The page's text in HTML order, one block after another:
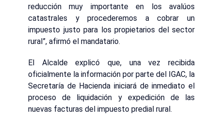
reducción muy importante en los avalúos
catastrales y procederemos a cobrar un
impuesto justo para los propietarios del sector
rural”, afirmó el mandatario.
El Alcalde explicó que, una vez recibida
oficialmente la información por parte del IGAC, la
Secretaría de Hacienda iniciará de inmediato el
proceso de liquidación y expedición de las
nuevas facturas del impuesto predial rural.